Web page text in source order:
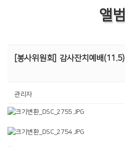
앨범
[봉사위원회] 감사잔치예배(11.5)
관리자